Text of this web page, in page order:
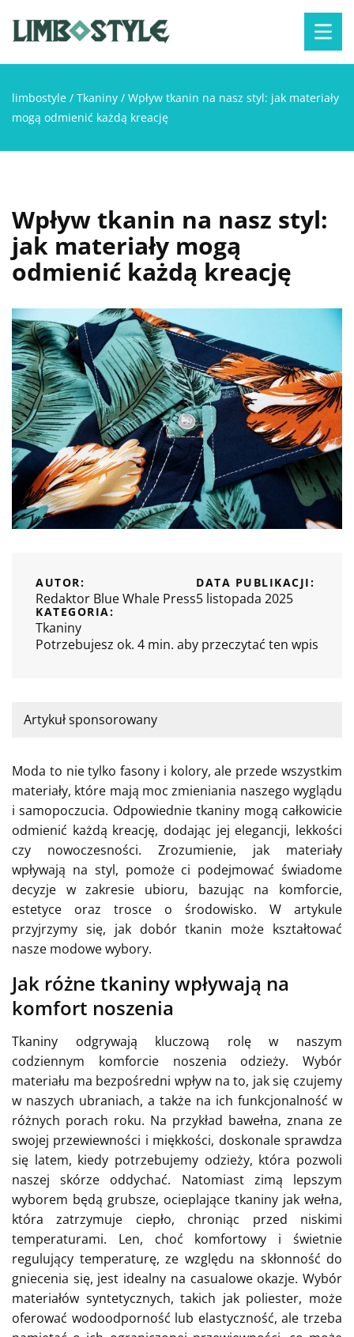
limbostyle / Tkaniny / Wpływ tkanin na nasz styl: jak materiały
mogą odmienić każdą kreację
Wpływ tkanin na nasz styl:
jak materiały mogą
odmienić każdą kreację
AUTOR:
Redaktor Blue Whale Press
DATA PUBLIKACJI:
5 listopada 2025
KATEGORIA:
Tkaniny
Potrzebujesz ok. 4 min. aby przeczytać ten wpis
Artykuł sponsorowany
Moda to nie tylko fasony i kolory, ale przede wszystkim
materiały, które mają moc zmieniania naszego wyglądu
i samopoczucia. Odpowiednie tkaniny mogą całkowicie
odmienić każdą kreację, dodając jej elegancji, lekkości
czy nowoczesności. Zrozumienie, jak materiały
wpływają na styl, pomoże ci podejmować świadome
decyzje w zakresie ubioru, bazując na komforcie,
estetyce oraz trosce o środowisko. W artykule
przyjrzymy się, jak dobór tkanin może kształtować
nasze modowe wybory.
Jak różne tkaniny wpływają na
komfort noszenia
Tkaniny odgrywają kluczową rolę w naszym
codziennym komforcie noszenia odzieży. Wybór
materiału ma bezpośredni wpływ na to, jak się czujemy
w naszych ubraniach, a także na ich funkcjonalność w
różnych porach roku. Na przykład bawełna, znana ze
swojej przewiewności i miękkości, doskonale sprawdza
się latem, kiedy potrzebujemy odzieży, która pozwoli
naszej skórze oddychać. Natomiast zimą lepszym
wyborem będą grubsze, ocieplające tkaniny jak wełna,
która zatrzymuje ciepło, chroniąc przed niskimi
temperaturami. Len, choć komfortowy i świetnie
regulujący temperaturę, ze względu na skłonność do
gniecenia się, jest idealny na casualowe okazje. Wybór
materiałów syntetycznych, takich jak poliester, może
oferować wodoodporność lub elastyczność, ale trzeba